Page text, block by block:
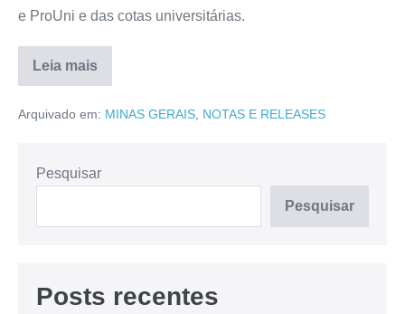
e ProUni e das cotas universitárias.
Leia mais
Arquivado em: MINAS GERAIS NOTAS E RELEASES
Pesquisar
Pesquisar
Posts recentes